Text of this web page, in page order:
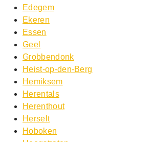
Edegem
Ekeren
Essen
Geel
Grobbendonk
Heist-op-den-Berg
Hemiksem
Herentals
Herenthout
Herselt
Hoboken